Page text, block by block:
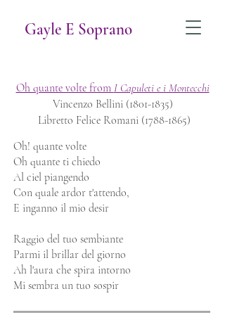
Gayle E Soprano
Oh quante volte from I Capuleti e i Montecchi
Vincenzo Bellini (1801-1835)
Libretto Felice Romani (1788-1865)
Oh! quante volte
Oh quante ti chiedo
Al ciel piangendo
Con quale ardor t'attendo,
E inganno il mio desir
Raggio del tuo sembiante
Parmi il brillar del giorno
Ah l'aura che spira intorno
Mi sembra un tuo sospir